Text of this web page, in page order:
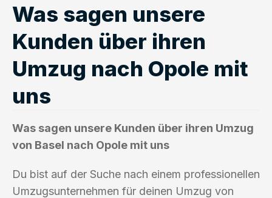
Was sagen unsere
Kunden über ihren
Umzug nach Opole mit
uns
Was sagen unsere Kunden über ihren Umzug
von Basel nach Opole mit uns
Du bist auf der Suche nach einem professionellen
Umzugsunternehmen für deinen Umzug von